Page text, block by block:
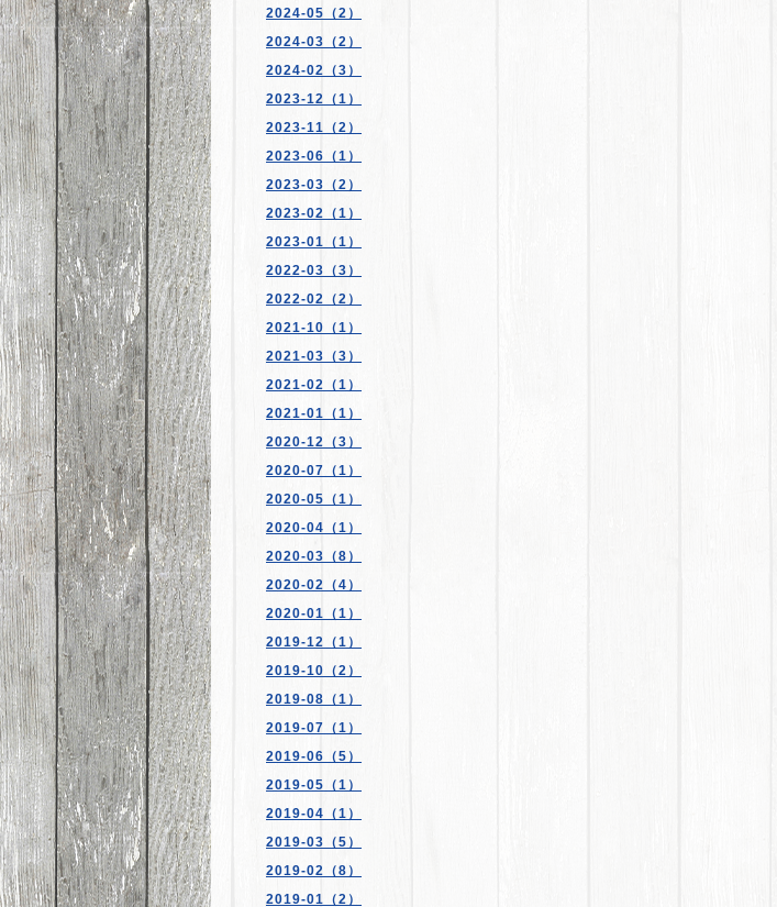
2024-05（2）
2024-03（2）
2024-02（3）
2023-12（1）
2023-11（2）
2023-06（1）
2023-03（2）
2023-02（1）
2023-01（1）
2022-03（3）
2022-02（2）
2021-10（1）
2021-03（3）
2021-02（1）
2021-01（1）
2020-12（3）
2020-07（1）
2020-05（1）
2020-04（1）
2020-03（8）
2020-02（4）
2020-01（1）
2019-12（1）
2019-10（2）
2019-08（1）
2019-07（1）
2019-06（5）
2019-05（1）
2019-04（1）
2019-03（5）
2019-02（8）
2019-01（2）